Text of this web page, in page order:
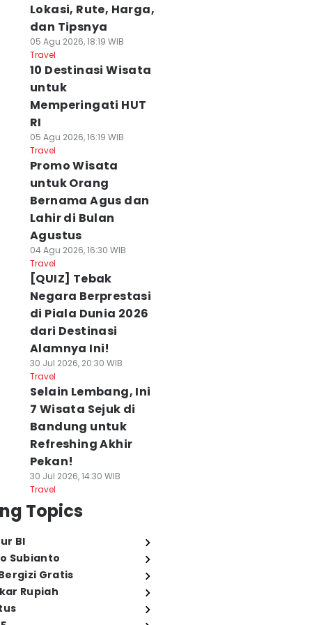
Pelabuhan
American Airlines
Lokasi, Rute, Harga,
dan Tipsnya
05 Agu 2026, 18:19 WIB
Travel
10 Destinasi Wisata
untuk
Memperingati HUT
RI
05 Agu 2026, 16:19 WIB
Travel
Promo Wisata
untuk Orang
Bernama Agus dan
Lahir di Bulan
Agustus
04 Agu 2026, 16:30 WIB
Travel
[QUIZ] Tebak
Negara Berprestasi
di Piala Dunia 2026
dari Destinasi
Alamnya Ini!
30 Jul 2026, 20:30 WIB
Travel
Selain Lembang, Ini
7 Wisata Sejuk di
Bandung untuk
Refreshing Akhir
Pekan!
30 Jul 2026, 14:30 WIB
Travel
Topics
BI
Subianto
Gratis
Rupiah